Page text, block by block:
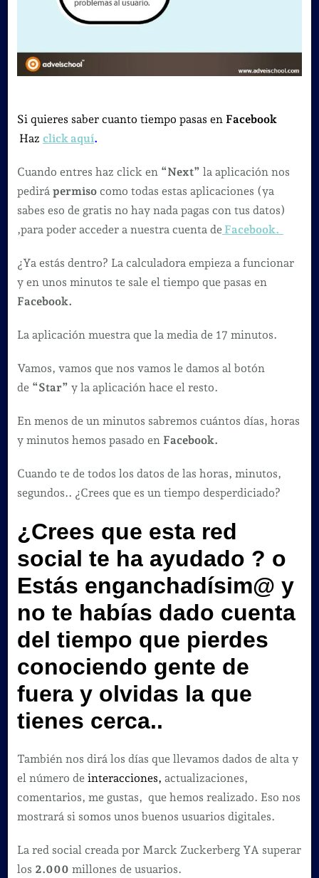
Si quieres saber cuanto tiempo pasas en Facebook
Haz click aquí.
Cuando entres haz click en “Next” la aplicación nos
pedirá permisocomo todas estas aplicaciones (ya
sabes eso de gratis no hay nada pagas con tus datos)
,para poder acceder a nuestra cuenta deFacebook.
¿Ya estás dentro? La calculadora empieza a funcionar
y en unos minutos te sale el tiempo que pasas en
Facebook.
La aplicación muestra que la media de 17 minutos.
Vamos, vamos que nos vamos le damos al botón
de “Star” y la aplicación hace el resto.
En menos de un minutos sabremos cuántos días, horas
y minutos hemos pasado en Facebook.
Cuando te de todos los datos de las horas, minutos,
segundos.. ¿Crees que es un tiempo desperdiciado?
¿Crees que esta red
social te ha ayudado ? o
Estás enganchadísim@ y
no te habías dado cuenta
del tiempo que pierdes
conociendo gente de
fuera y olvidas la que
tienes cerca..
También nos dirá los días que llevamos dados de alta y
el número deinteracciones, actualizaciones,
comentarios, me gustas, que hemos realizado. Eso nos
mostrará si somos unos buenos usuarios digitales.
La red social creada por Marck Zuckerberg YA superar
los 2.000 millones de usuarios.